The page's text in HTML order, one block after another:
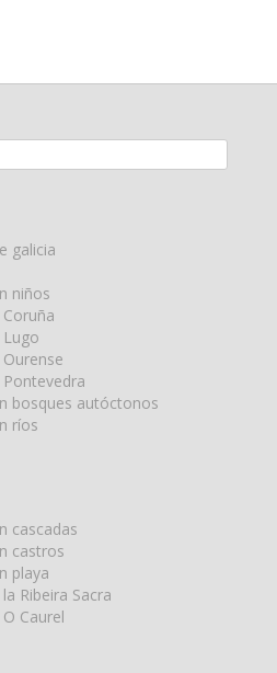
galicia
niños
bosques autóctonos
ríos
cascadas
castros
playa
Ribeira Sacra
Caurel